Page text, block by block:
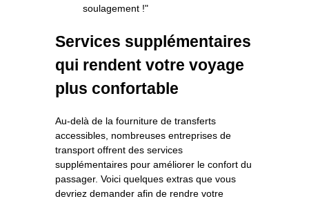
soulagement !"
Services supplémentaires
qui rendent votre voyage
plus confortable
Au-delà de la fourniture de transferts
accessibles, nombreuses entreprises de
transport offrent des services
supplémentaires pour améliorer le confort du
passager. Voici quelques extras que vous
devriez demander afin de rendre votre